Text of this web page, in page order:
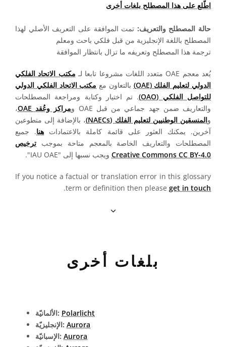
اطّلع على هذا المصطلح بلغات أخرى
حالة المصطلح والتعريف: تمت الموافقة على التعريف الأصلي لهذا
المصطلح باللغة الإنجليزية من قبل فلكي باحث ومعلم
ترجمة هذا المصطلح وتعريفه ما تزال بانتظار الموافقة
يُعد معجم OAE متعدد اللغات مشروعا تابعا لـ
مكتب الاتحاد الفلكي
الدولي لتعليم الفلك (OAE)
بالتعاون مع مكتب الاتحاد الفلكي الدولي
للتواصل الفلكي (OAO)
. تم اختيار وكتابة ومراجعة المصطلحات
والتعاريف ضمن جهد جماعي من قبل OAE و
مراكز وعُقد OAE
،
والمنسقين الوطنيين لتعليم الفلك (NAECs)
، بالإضافة إلى متطوعين
آخرين. يمكنك العثور على قائمة كاملة بالاعتمادات هنا. جميع
المصطلحات والتعاريف الخاصة بالمعجم متاحة بموجب ترخيص
Creative Commons CC BY-4.0 ويجب نسبها إلى "IAU OAE".
If you notice a factual or translation error in this glossary
term or definition then please get in touch
.
بلغات أخرى
الألمانيّة: Polarlicht
الإنجليزيّة: Aurora
الإسبانيّة: Aurora